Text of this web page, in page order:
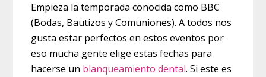
Empieza la temporada conocida como BBC
(Bodas, Bautizos y Comuniones). A todos nos
gusta estar perfectos en estos eventos por
eso mucha gente elige estas fechas para
hacerse un blanqueamiento dental. Si este es